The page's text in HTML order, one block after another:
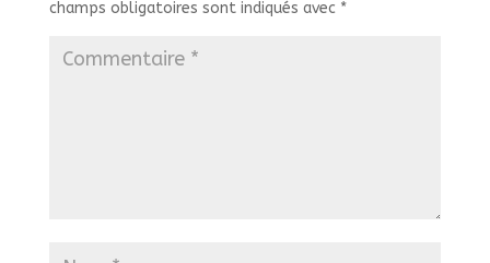
champs obligatoires sont indiqués avec *